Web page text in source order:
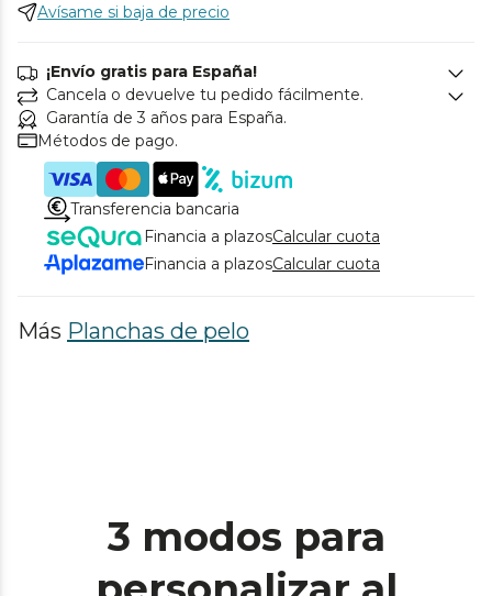
Avísame si baja de precio
¡Envío gratis para España!
Cancela o devuelve tu pedido fácilmente.
Garantía de 3 años para España.
Métodos de pago.
Transferencia bancaria
Financia a plazosCalcular cuota
Financia a plazosCalcular cuota
Más Planchas de pelo
3 modos para